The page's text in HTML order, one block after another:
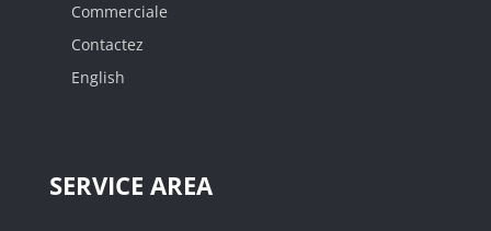
Commerciale
Contactez
English
SERVICE AREA